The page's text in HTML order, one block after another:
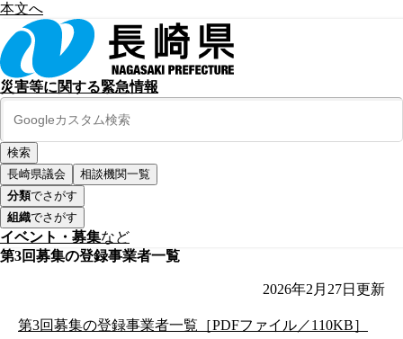
本文へ
災害等に関する緊急情報
長崎県議会
相談機関一覧
分類でさがす
組織でさがす
イベント・募集など
第3回募集の登録事業者一覧
2026年2月27日 更新
第3回募集の登録事業者一覧［PDFファイル／110KB］